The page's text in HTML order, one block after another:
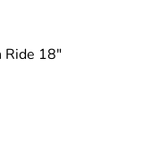
Ride 18"